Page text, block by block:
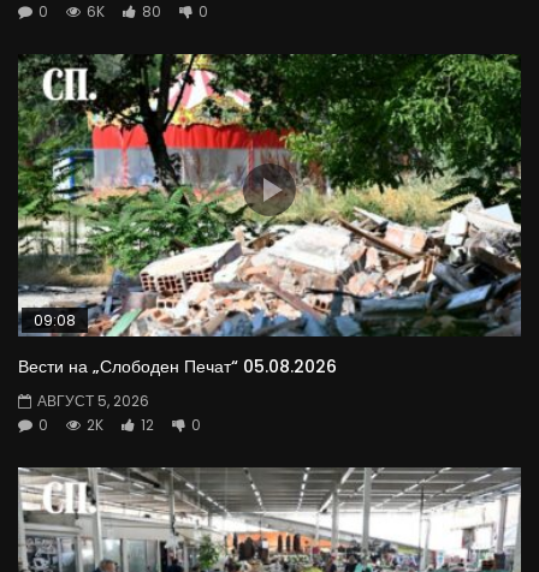
0
6K 80 0
09:08
Вести на „Слободен Печат“ 05.08.2026
АВГУСТ 5, 2026
0
2K 12 0